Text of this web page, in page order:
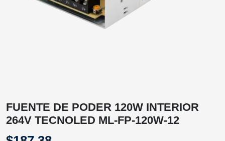
FUENTE DE PODER 120W INTERIOR
264V TECNOLED ML-FP-120W-12